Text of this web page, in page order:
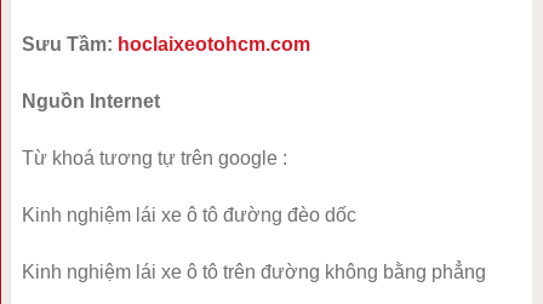
Sưu Tầm: hoclaixeotohcm.com
Nguồn Internet
Từ khoá tương tự trên google :
Kinh nghiệm lái xe ô tô đường đèo dốc
Kinh nghiệm lái xe ô tô trên đường không bằng phẳng